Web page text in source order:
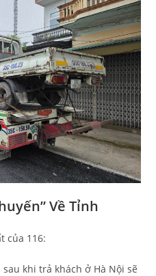
Về Tỉnh
của 116:
khi trả khách ở Hà Nội sẽ